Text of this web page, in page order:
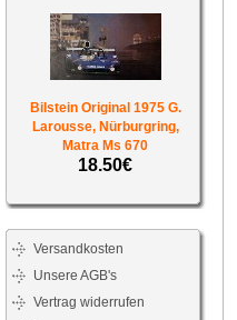
Bilstein Original 1975 G.
Larousse, Nürburgring,
Matra Ms 670
18.50€
Versandkosten
Unsere AGB's
Vertrag widerrufen